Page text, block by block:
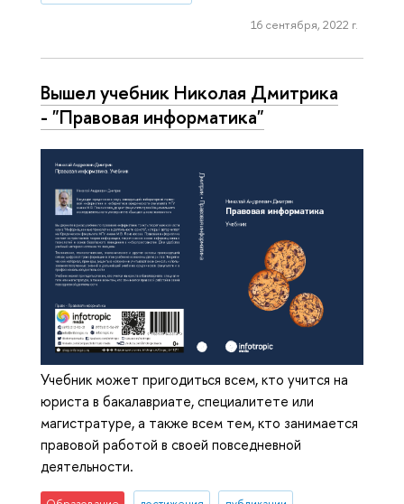
16 сентября, 2022 г.
Вышел учебник Николая Дмитрика
- "Правовая информатика"
Учебник может пригодиться всем, кто учится на
юриста в бакалавриате, специалитете или
магистратуре, а также всем тем, кто занимается
правовой работой в своей повседневной
деятельности.